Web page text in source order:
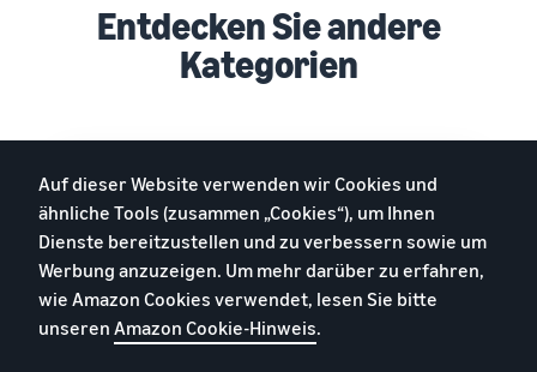
Entdecken Sie andere
Kategorien
Auf dieser Website verwenden wir Cookies und
ähnliche Tools (zusammen „Cookies“), um Ihnen
Dienste bereitzustellen und zu verbessern sowie um
Werbung anzuzeigen. Um mehr darüber zu erfahren,
wie Amazon Cookies verwendet, lesen Sie bitte
unseren Amazon Cookie-Hinweis.